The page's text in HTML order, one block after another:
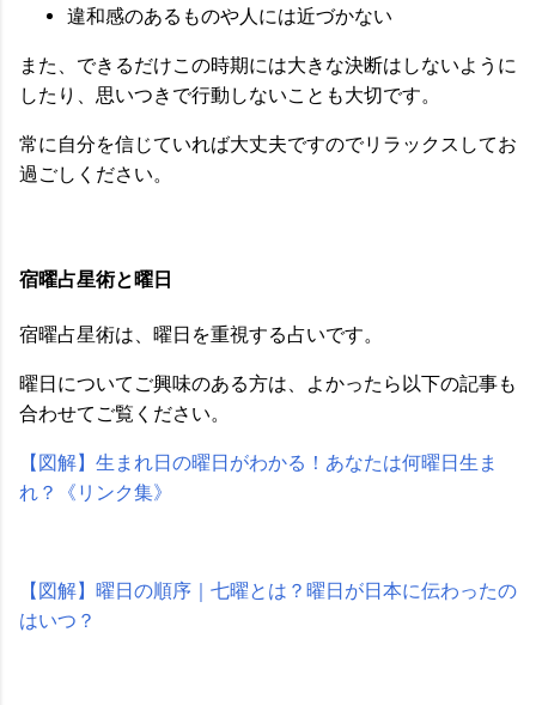
違和感のあるものや人には近づかない
また、できるだけこの時期には大きな決断はしないように
したり、思いつきで行動しないことも大切です。
常に自分を信じていれば大丈夫ですのでリラックスしてお
過ごしください。
宿曜占星術と曜日
宿曜占星術は、曜日を重視する占いです。
曜日についてご興味のある方は、よかったら以下の記事も
合わせてご覧ください。
【図解】生まれ日の曜日がわかる！あなたは何曜日生ま
れ？《リンク集》
【図解】曜日の順序｜七曜とは？曜日が日本に伝わったの
はいつ？